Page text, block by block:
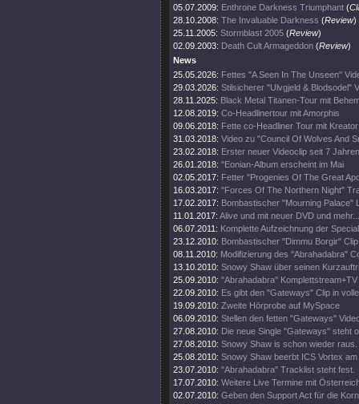
05.07.2009: Enthrone Darkness Triumphant (
28.10.2008: The Invaluable Darkness (Review)
25.11.2005: Stormblast 2005 (Review)
02.09.2003: Death Cult Armageddon (Review)
News
25.05.2026: Fettes "A Seen In The Unseen"
29.03.2026: Stilsicherer "Ulvgjeld & Blodsodel"
28.11.2025: Black Metal Titanen-Tour mit
12.08.2019: Co-Headlinertour mit Amorphis
09.06.2018: Fette co-Headliner Tour mit
31.03.2018: Video zu "Council Of Wolves And
23.02.2018: Erster neuer Videoclip seit 7
26.01.2018: "Eonian-Album erscheint im Mai
02.05.2017: Fetter "Progenies Of The Great
16.03.2017: "Forces Of The Northern Night"
17.02.2017: Bombastischer "Mourning Palace"
11.01.2017: Alive und mit neuer DVD und mehr...
06.07.2011: Komplette Aufzeichnung der
23.12.2010: Bombastischer "Dimmu Borgir"
08.11.2010: Modifizierung des "Abrahadabra"
13.10.2010: Snowy Shaw über seinen
25.09.2010: "Abrahadabra" Komplettstream+TV
22.09.2010: Es gibt den "Gateways" Clip in
19.09.2010: Zweite Hörprobe auf MySpace
06.09.2010: Stellen den fetten "Gateways"
27.08.2010: Die neue Single "Gateways" steht
27.08.2010: Snowy Shaw is schon wieder raus.
25.08.2010: Snowy Shaw beerbt ICS Vortex
23.07.2010: "Abrahadabra" Tracklist steht fest.
17.07.2010: Weitere Live Termine mit
02.07.2010: Geben den Support Act für die